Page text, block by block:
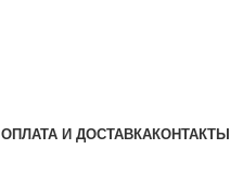
ОПЛАТА И ДОСТАВКАКОНТАКТЫ